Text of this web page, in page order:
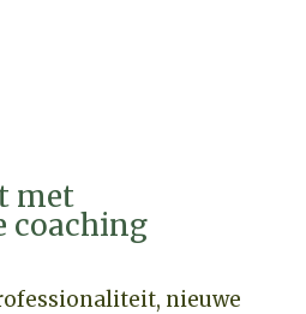
met
coaching
nieuwe